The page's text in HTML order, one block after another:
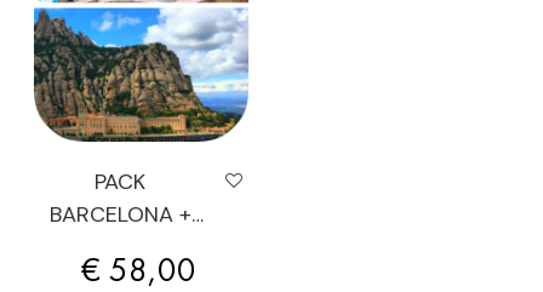
PACK
BARCELONA +
Prijs
€ 58,00